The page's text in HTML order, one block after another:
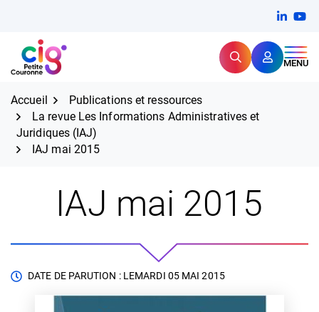
contenu
CIG Petite Couronne RechercherMENU
Expertise et proximité pour
Accueil
Publications et ressources
La revue Les Informations Administratives et
Juridiques (IAJ)
IAJ mai 2015
IAJ mai 2015
DATE DE PARUTION : LEMARDI 05 MAI 2015